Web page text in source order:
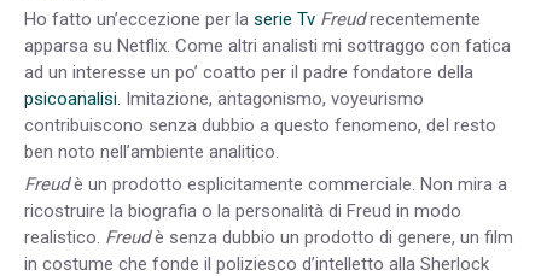
Ho fatto un’eccezione per la serie Tv Freudrecentemente
apparsa su Netflix. Come altri analisti mi sottraggo con fatica
ad un interesse un po’ coatto per il padre fondatore della
psicoanalisi . Imitazione, antagonismo, voyeurismo
contribuiscono senza dubbio a questo fenomeno, del resto
ben noto nell’ambiente analitico.
Freudè un prodotto esplicitamente commerciale. Non mira a
ricostruire la biografia o la personalità di Freud in modo
realistico. Freudè senza dubbio un prodotto di genere, un film
in costume che fonde il poliziesco d’intelletto alla Sherlock